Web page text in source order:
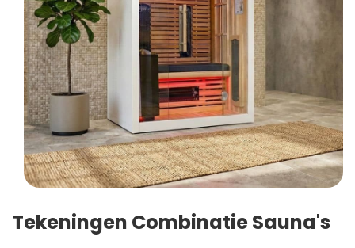
Tekeningen Combinatie Sauna's